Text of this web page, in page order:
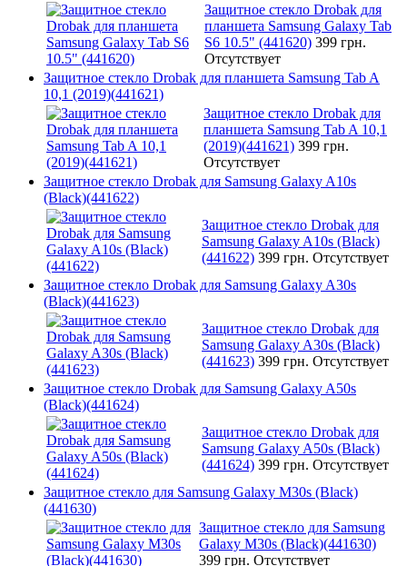
Защитное стекло Drobak для
планшета Samsung Galaxy Tab
S6 10.5" (441620) 399 грн.
Отсутствует
Защитное стекло Drobak для планшета Samsung Tab A
10,1 (2019)(441621)
Защитное стекло Drobak для
планшета Samsung Tab A 10,1
(2019)(441621) 399 грн.
Отсутствует
Защитное стекло Drobak для Samsung Galaxy A10s
(Black)(441622)
Защитное стекло Drobak для
Samsung Galaxy A10s (Black)
(441622) 399 грн. Отсутствует
Защитное стекло Drobak для Samsung Galaxy A30s
(Black)(441623)
Защитное стекло Drobak для
Samsung Galaxy A30s (Black)
(441623) 399 грн. Отсутствует
Защитное стекло Drobak для Samsung Galaxy A50s
(Black)(441624)
Защитное стекло Drobak для
Samsung Galaxy A50s (Black)
(441624) 399 грн. Отсутствует
Защитное стекло для Samsung Galaxy M30s (Black)
(441630)
Защитное стекло для Samsung
Galaxy M30s (Black)(441630)
399 грн. Отсутствует